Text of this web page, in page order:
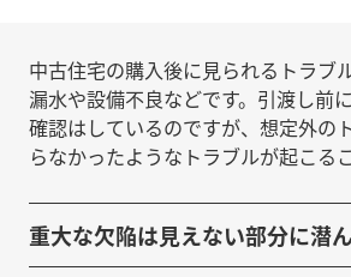
中古住宅の購入後に見られるトラブ
漏水や設備不良などです。引渡し前
確認はしているのですが、想定外の
らなかったようなトラブルが起こる
重大な欠陥は見えない部分に潜